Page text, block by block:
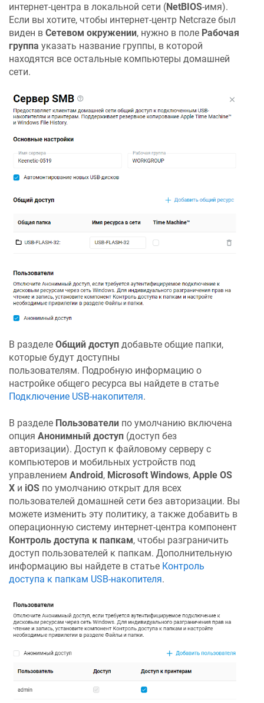
интернет-центра в локальной сети (NetBIOS-имя).
Если вы хотите, чтобы интернет-центр Netcraze был
виден в Сетевом окружении, нужно в поле Рабочая
группа указать название группы, в которой
находятся все остальные компьютеры домашней
сети.
В разделе Общий доступ добавьте общие папки,
которые будут доступны
пользователям. Подробную информацию о
настройке общего ресурса вы найдете в статье
Подключение USB-накопителя.
В разделе Пользователи по умолчанию включена
опция Анонимный доступ (доступ без
авторизации). Доступ к файловому серверу с
компьютеров и мобильных устройств под
управлением Android, Microsoft Windows, Apple OS
X и iOS по умолчанию открыт для всех
пользователей домашней сети без авторизации. Вы
можете изменить эту политику, а также добавить в
операционную систему интернет-центра компонент
Контроль доступа к папкам, чтобы разграничить
доступ пользователей к папкам. Дополнительную
информацию вы найдете в статье Контроль
доступа к папкам USB-накопителя.